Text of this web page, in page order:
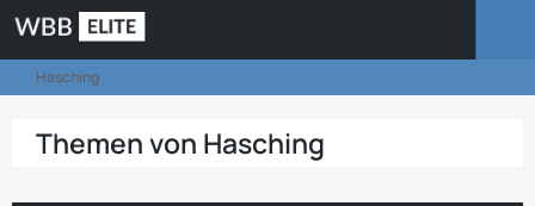
Hasching
Themen von Hasching